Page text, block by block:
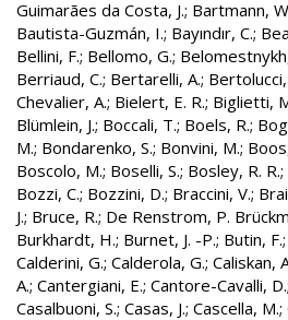
Guimarães da Costa, J.; Bartmann,
Bautista-Guzmán, I.; Bayındır, C.;
Bellini, F.; Bellomo, G.;
Berriaud, C.; Bertarelli, A.; Bertolucci,
Chevalier, A.; Bielert, E. R.; Biglietti,
Blümlein, J.; Boccali, T.; Boels, R.;
M.; Bondarenko, S.; Bonvini, M.;
Boscolo, M.; Boselli, S.; Bosley, R. R.;
Bozzi, C.; Bozzini, D.; Braccini, V.;
J.; Bruce, R.; De Renstrom, P.
Burkhardt, H.; Burnet, J. -P.; Butin, F.;
Calderini, G.; Calderola, G.; Caliskan,
A.; Cantergiani, E.; Cantore-Cavalli, D.;
Casalbuoni, S.; Casas, J.; Cascella, M.;